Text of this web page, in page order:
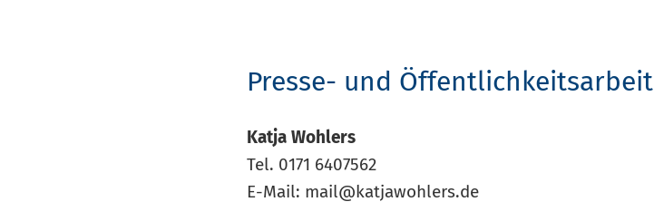
Presse- und Öffentlichkeitsarbeit
Katja Wohlers
Tel. 0171 6407562
E-Mail: mail@katjawohlers.de